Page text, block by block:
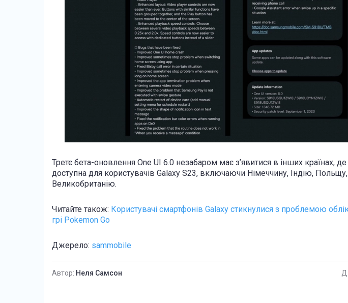
Третє бета-оновлення One UI 6.0 незабаром має з’явитися в інших країнах,
доступна для користувачів Galaxy S23, включаючи Німеччину, Індію,
Великобританію.
Читайте також: Користувачі смартфонів Galaxy стикнулися з проблемою
грі Pokemon Go
Джерело: sammobile
Автор: Неля Самсон